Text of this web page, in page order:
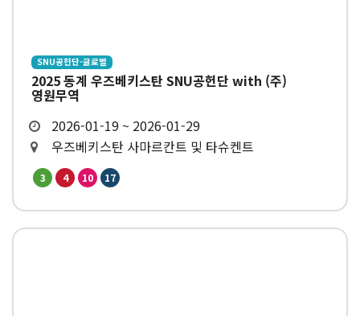
SNU공헌단-글로벌
2025 동계 우즈베키스탄 SNU공헌단 with (주)
영원무역
2026-01-19 ~ 2026-01-29
우즈베키스탄 사마르칸트 및 타슈켄트
3 4 10 17